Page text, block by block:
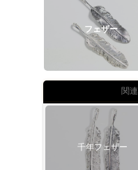
フェザー
関連
千年フェザー